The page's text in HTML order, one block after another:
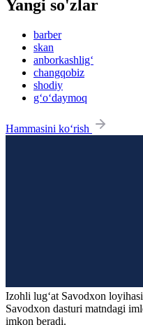
Yangi so'zlar
barber
skan
anborkashlig‘
changqobiz
shodiy
g‘o‘daymoq
Hammasini ko‘rish
Izohli lugʻat Savodxon
Savodxon dasturi matndagi
imkon beradi.